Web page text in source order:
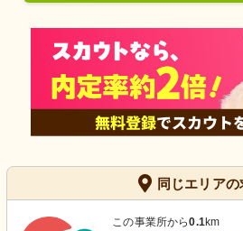
同じエリアの
この事業所から0.1km